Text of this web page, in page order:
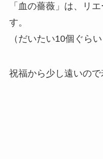
「血の薔薇」は、リ
す。
（だいたい10個ぐらい
祝福から少し遠いので